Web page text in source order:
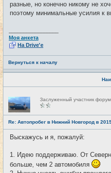
разные, но конечно никому не
поэтому минимальные усилия к
Моя анкета
На Drive'e
Вернуться к началу
Н
е
в
с
е
т
и
Заслуженный участник
Re: Автопробег в Нижний Новгород в
Выскажусь и я, пожалуй:
1. Идею поддерживаю. От
больше, чем 2 автомобиля